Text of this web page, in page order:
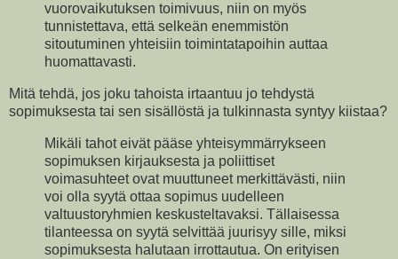
vuorovaikutuksen toimivuus, niin on myös
tunnistettava, että selkeän enemmistön
sitoutuminen yhteisiin toimintatapoihin auttaa
huomattavasti.
Mitä tehdä, jos joku tahoista irtaantuu jo tehdystä
sopimuksesta tai sen sisällöstä ja tulkinnasta syntyy kiistaa?
Mikäli tahot eivät pääse yhteisymmärrykseen
sopimuksen kirjauksesta ja poliittiset
voimasuhteet ovat muuttuneet merkittävästi, niin
voi olla syytä ottaa sopimus uudelleen
valtuustoryhmien keskusteltavaksi. Tällaisessa
tilanteessa on syytä selvittää juurisyy sille, miksi
sopimuksesta halutaan irrottautua. On erityisen